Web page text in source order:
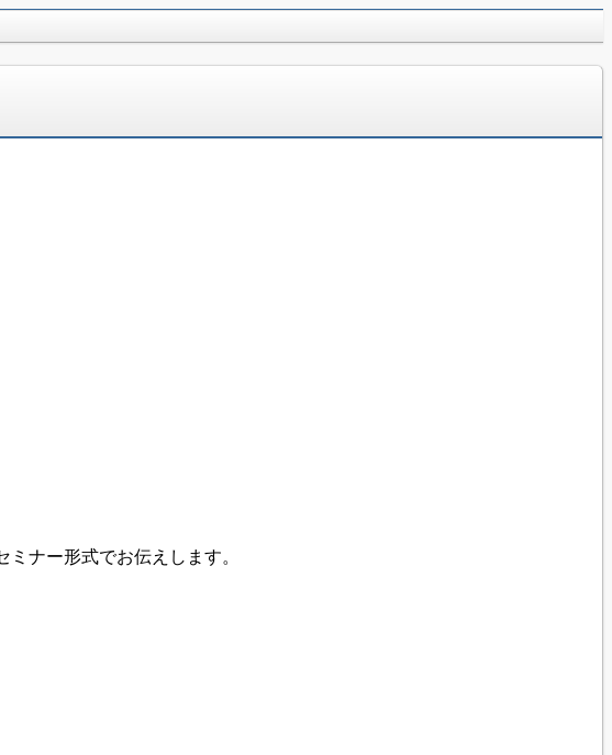
ナー形式でお伝えします。